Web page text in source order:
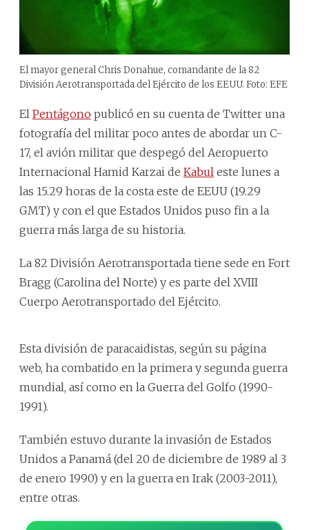
El mayor general Chris Donahue, comandante de la 82
División Aerotransportada del Ejército de los EEUU. Foto: EFE
El Pentágono publicó en su cuenta de Twitter una
fotografía del militar poco antes de abordar un C-
17, el avión militar que despegó del Aeropuerto
Internacional Hamid Karzai de Kabul este lunes a
las 15.29 horas de la costa este de EEUU (19.29
GMT) y con el que Estados Unidos puso fin a la
guerra más larga de su historia.
La 82 División Aerotransportada tiene sede en Fort
Bragg (Carolina del Norte) y es parte del XVIII
Cuerpo Aerotransportado del Ejército.
Esta división de paracaidistas, según su página
web, ha combatido en la primera y segunda guerra
mundial, así como en la Guerra del Golfo (1990-
1991).
También estuvo durante la invasión de Estados
Unidos a Panamá (del 20 de diciembre de 1989 al 3
de enero 1990) y en la guerra en Irak (2003-2011),
entre otras.